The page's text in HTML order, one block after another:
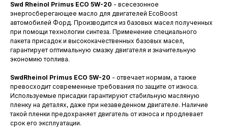
Swd Rheinol Primus ECO 5W-20 - всесезонное
энергосберегающее масло для двигателей EcoBoost
автомобилей Форд. Производится из базовых масел полученных
при помощи технологии синтеза. Применение специального
пакета присадок и высококачественных базовых масел,
гарантирует оптимальную смазку двигателя и значительную
экономию топлива.
SwdRheinol Primus ECO 5W-20 - отвечает нормам, а также
превосходит современные требования по защите от износа.
Используемые присадки гарантируют стабильную масляную
пленку на деталях, даже при незаведенном двигателе. Наличие
такой пленки предохраняет двигатель от износа и продлевает
срок его эксплуатации.